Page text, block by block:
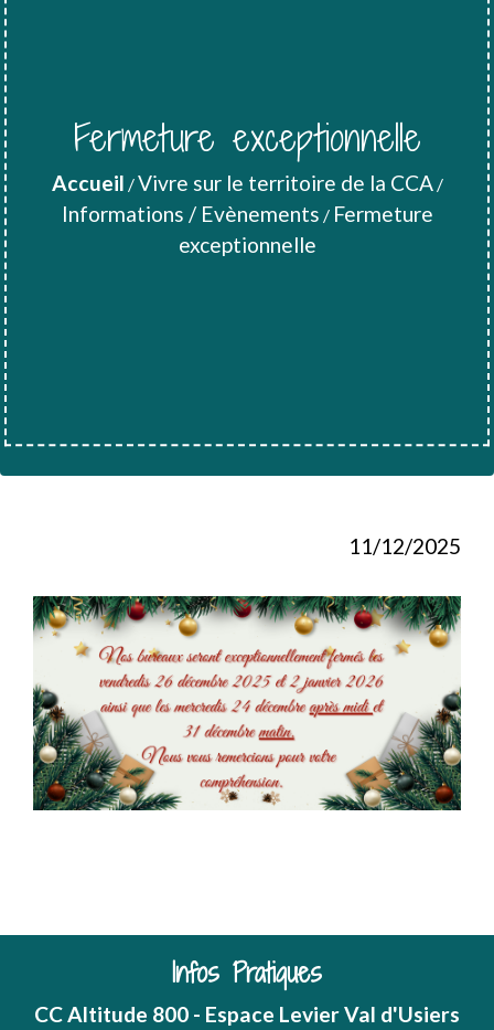
Fermeture exceptionnelle
Accueil /Vivre sur le territoire de la CCA /
Informations / Evènements / Fermeture
exceptionnelle
11/12/2025
Infos Pratiques
CC Altitude 800 - Espace Levier Val d'Usiers